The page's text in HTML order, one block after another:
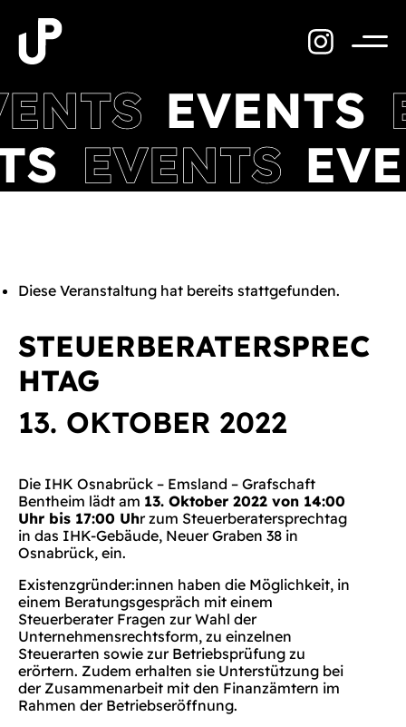
Inhalt
springen
Diese Veranstaltung hat bereits stattgefunden.
STEUERBERATERSPREC
HTAG
13. OKTOBER 2022
Die IHK Osnabrück – Emsland – Grafschaft
Bentheim lädt am 13. Oktober 2022 von 14:00
Uhr bis 17:00 Uhr zum Steuerberatersprechtag
in das IHK-Gebäude, Neuer Graben 38 in
Osnabrück, ein.
Existenzgründer:innen haben die Möglichkeit, in
einem Beratungsgespräch mit einem
Steuerberater Fragen zur Wahl der
Unternehmensrechtsform, zu einzelnen
Steuerarten sowie zur Betriebsprüfung zu
erörtern. Zudem erhalten sie Unterstützung bei
der Zusammenarbeit mit den Finanzämtern im
Rahmen der Betriebseröffnung.